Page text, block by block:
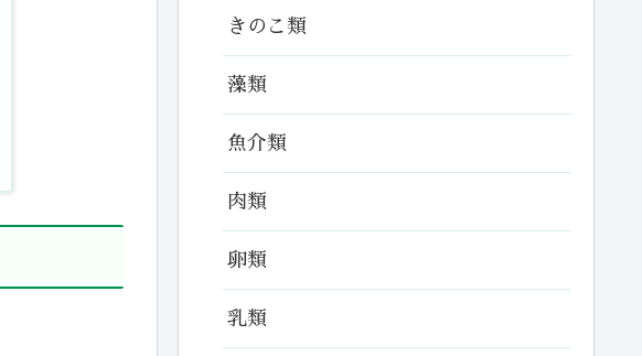
きのこ類
藻類
魚介類
肉類
卵類
乳類